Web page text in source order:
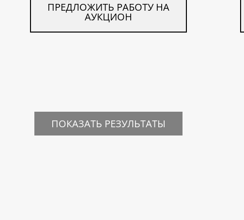
ПРЕДЛОЖИТЬ РАБОТУ НА
АУКЦИОН
ПОКАЗАТЬ РЕЗУЛЬТАТЫ